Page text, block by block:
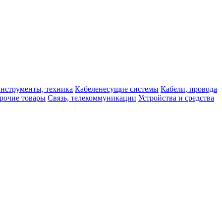
техника Кабеленесущие системы Кабели, провода
товары Связь, телекоммуникации Устройства и средства